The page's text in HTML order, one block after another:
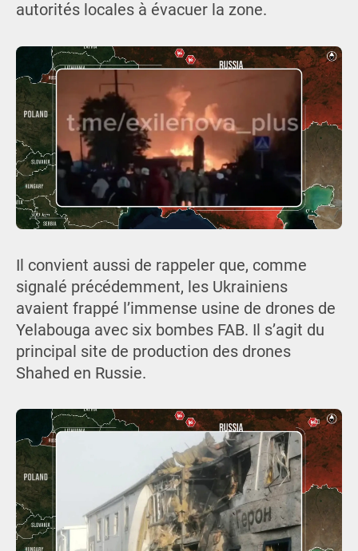
autorités locales à évacuer la zone.
Il convient aussi de rappeler que, comme
signalé précédemment, les Ukrainiens
avaient frappé l’immense usine de drones de
Yelabouga avec six bombes FAB. Il s’agit du
principal site de production des drones
Shahed en Russie.